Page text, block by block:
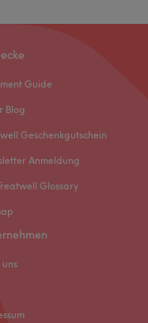
Guide
Blog
Geschenkgutschein
Anmeldung
Glossary